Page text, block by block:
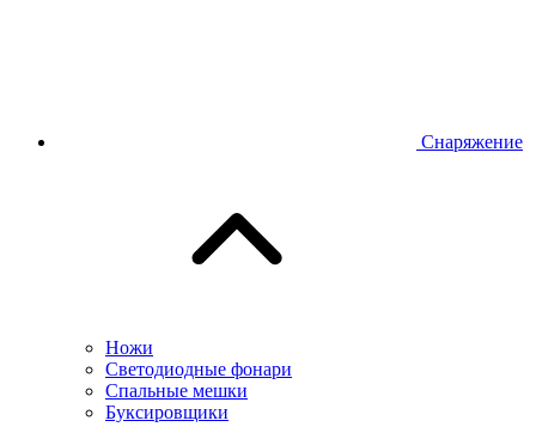
Снаряжение
Ножи
Светодиодные фонари
Спальные мешки
Буксировщики